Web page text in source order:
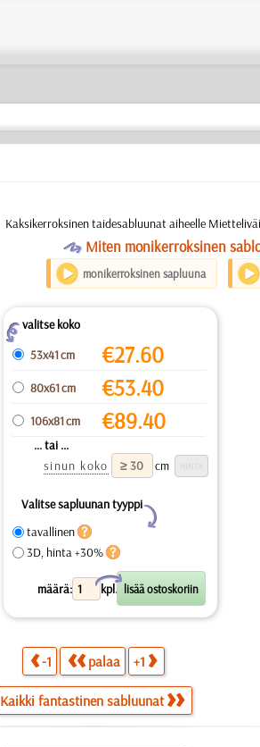
Kaksikerroksinen taidesabluunat aiheelle
O Miten monikerroksinen
monikerroksinen sapluuna
Zvalitse koko
53x41 cm
€27.60
80x61 cm €53.40
106x81 cm €89.40
... tai ...
sinun koko
cm
Valitse sapluunan tyyppi
Y
tavallinen
3D, hinta +30%
määrä: kpl.
X
-1 palaa +1
Kaikki fantastinen sabluunat